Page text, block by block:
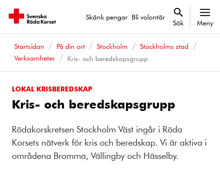
Skänk pengar Bli volontär
Sök Meny
Startsidan På din ort Stockholm
Stockholms stad
Verksamheter
Kris- och beredskapsgrupp
LOKAL KRISBEREDSKAP
Kris- och beredskapsgrupp
Rödakorskretsen Stockholm Väst ingår i Röda
Korsets nätverk för kris och beredskap. Vi är aktiva i
områdena Bromma, Vällingby och Hässelby.